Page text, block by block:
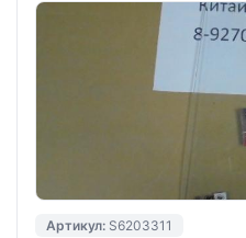
Артикул: S6203311